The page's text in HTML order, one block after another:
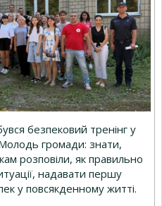
безпековий тренінг у
громади: знати,
розповіли, як правильно
надавати першу
у повсякденному житті.